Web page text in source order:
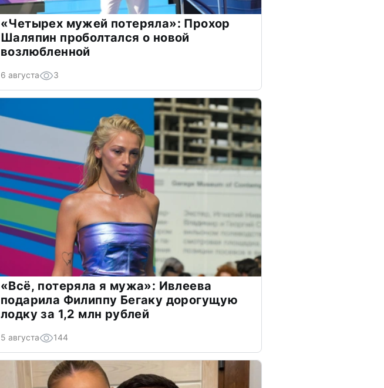
«Четырех мужей потеряла»: Прохор
Шаляпин проболтался о новой
возлюбленной
6 августа 3
«Всё, потеряла я мужа»: Ивлеева
подарила Филиппу Бегаку дорогущую
лодку за 1,2 млн рублей
5 августа 144